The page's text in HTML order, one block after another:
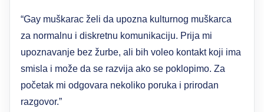
“Gay muškarac želi da upozna kulturnog muškarca
za normalnu i diskretnu komunikaciju. Prija mi
upoznavanje bez žurbe, ali bih voleo kontakt koji ima
smisla i može da se razvija ako se poklopimo. Za
početak mi odgovara nekoliko poruka i prirodan
razgovor.”